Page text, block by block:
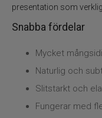
Vinterfiske
Trolling
presentation som
Snabba fördelar
Mycket
Naturlig och
Slitstarkt och
Fungerar med